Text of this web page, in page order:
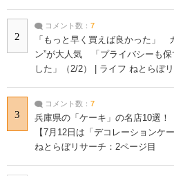
2
コメント数： 7
「もっと早く買えば良かった」
ン”が大人気 「プライバシーも保
した」（2/2） | ライフ ねとらぼ
3
コメント数： 7
兵庫県の「ケーキ」の名店10選
【7月12日は「デコレーションケ
ねとらぼリサーチ：2ページ目